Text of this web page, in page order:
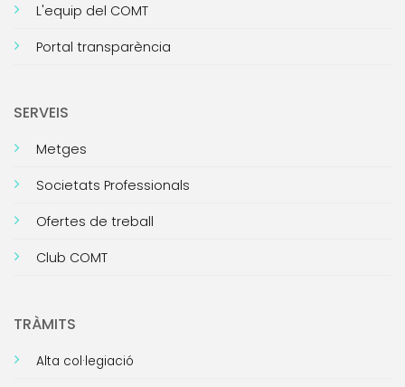
L'equip del COMT
Portal transparència
SERVEIS
Metges
Societats Professionals
Ofertes de treball
Club COMT
TRÀMITS
Alta col·legiació